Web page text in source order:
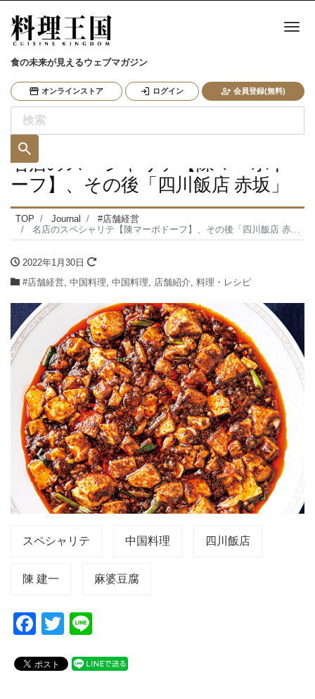
食の未来が見えるウェブマガジン
オンラインストア ログイン 会員登録(無料)
ナ
名店のスペシャリテ【陳マーボド
ーフ】、その後「四川飯店 赤坂」
TOP Journal
#店舗経営
名店のスペシャリテ【陳マーボドーフ】、その後「四川飯店 赤坂」
2022年1月30日
#店舗経営, 中国料理, 中国料理, 店舗紹介, 料理・レシピ
スペシャリテ 中国料理 四川飯店
陳 建一 麻婆豆腐
F
c
T
tt
e